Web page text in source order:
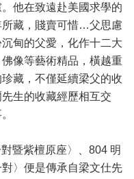
他在致遠赴美國求學的
藏，賤賣可惜…父思慮
甸的父愛，化作十二大
像等藝術精品，橫越重
藏，不僅延續梁父的收
生的收藏經歷相互交
暨紫檀原座〉、804 明
〉便是傳承自梁文仕先